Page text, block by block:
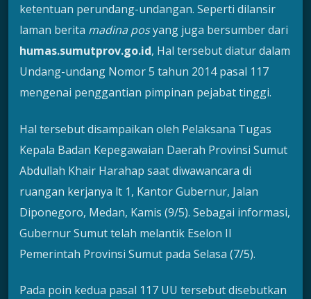
ketentuan perundang-undangan. Seperti dilansir
laman berita madina posyang juga bersumber dari
humas.sumutprov.go.id, Hal tersebut diatur dalam
Undang-undang Nomor 5 tahun 2014 pasal 117
mengenai penggantian pimpinan pejabat tinggi.
Hal tersebut disampaikan oleh Pelaksana Tugas
Kepala Badan Kepegawaian Daerah Provinsi Sumut
Abdullah Khair Harahap saat diwawancara di
ruangan kerjanya lt 1, Kantor Gubernur, Jalan
Diponegoro, Medan, Kamis (9/5). Sebagai informasi,
Gubernur Sumut telah melantik Eselon II
Pemerintah Provinsi Sumut pada Selasa (7/5).
Pada poin kedua pasal 117 UU tersebut disebutkan